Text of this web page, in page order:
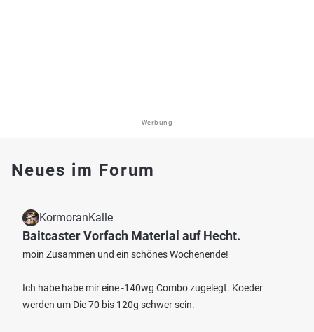
Werbung
Neues im Forum
KormoranKalle
Baitcaster Vorfach Material auf Hecht.
moin Zusammen und ein schönes Wochenende!
Ich habe habe mir eine -140wg Combo zugelegt. Koeder
werden um Die 70 bis 120g schwer sein.